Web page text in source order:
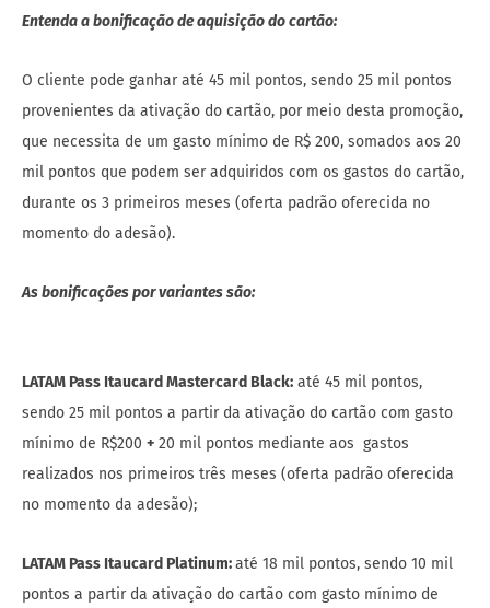
Entenda a bonificação de aquisição do cartão:
O cliente pode ganhar até 45 mil pontos, sendo 25 mil pontos
provenientes da ativação do cartão, por meio desta promoção,
que necessita de um gasto mínimo de R$ 200, somados aos 20
mil pontos que podem ser adquiridos com os gastos do cartão,
durante os 3 primeiros meses (oferta padrão oferecida no
momento do adesão).
As bonificações por variantes são:
LATAM Pass Itaucard Mastercard Black: até 45 mil pontos,
sendo 25 mil pontos a partir da ativação do cartão com gasto
mínimo de R$200 + 20 mil pontos mediante aos gastos
realizados nos primeiros três meses (oferta padrão oferecida
no momento da adesão);
LATAM Pass Itaucard Platinum:até 18 mil pontos, sendo 10 mil
pontos a partir da ativação do cartão com gasto mínimo de